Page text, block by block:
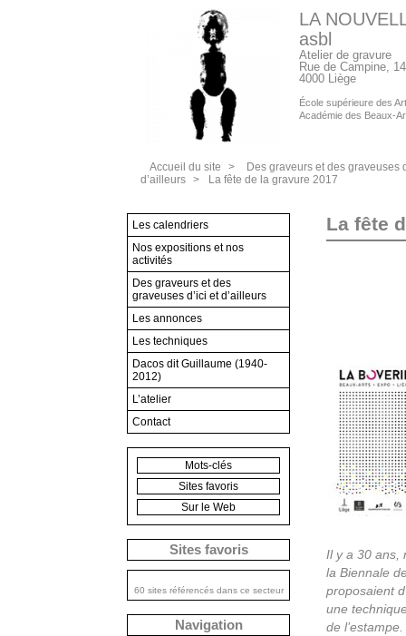
LA
asbl
Atelier de gravure
Rue de Campine, 14
4000 Liège
École supérieure des
Académie des Beaux-
Accueil du site >
Des graveurs et des graveuses
d’ailleurs > La fête de la gravure 2017
La fête
Il y a 30 ans,
la Biennale
proposaient
une
de
Les calendriers
Nos expositions et nos
activités
Des graveurs et des
graveuses d’ici et d’ailleurs
Les annonces
Les techniques
Dacos dit Guillaume (1940-
2012)
L’atelier
Contact
Mots-clés
Sites favoris
Sur le Web
Sites favoris
60 sites référencés dans ce secteur
Navigation